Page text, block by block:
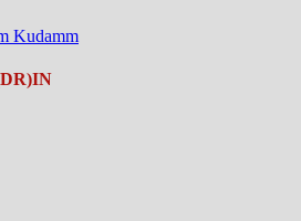
Kudamm